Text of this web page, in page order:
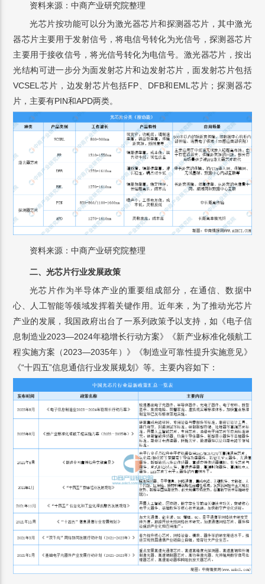
资料来源：中商产业研究院整理
光芯片按功能可以分为激光器芯片和探测器芯片，其中激光
器芯片主要用于发射信号，将电信号转化为光信号，探测器芯片
主要用于接收信号，将光信号转化为电信号。激光器芯片，按出
光结构可进一步分为面发射芯片和边发射芯片，面发射芯片包括
VCSEL芯片，边发射芯片包括FP、DFB和EML芯片；探测器芯
片，主要有PIN和APD两类。
资料来源：中商产业研究院整理
二、光芯片行业发展政策
光芯片作为半导体产业的重要组成部分，在通信、数据中
心、人工智能等领域发挥着关键作用。近年来，为了推动光芯片
产业的发展，我国政府出台了一系列政策予以支持，如《电子信
息制造业2023—2024年稳增长行动方案》《新产业标准化领航工
程实施方案（2023—2035年）》《制造业可靠性提升实施意见》
《“十四五”信息通信行业发展规划》等。主要内容如下：